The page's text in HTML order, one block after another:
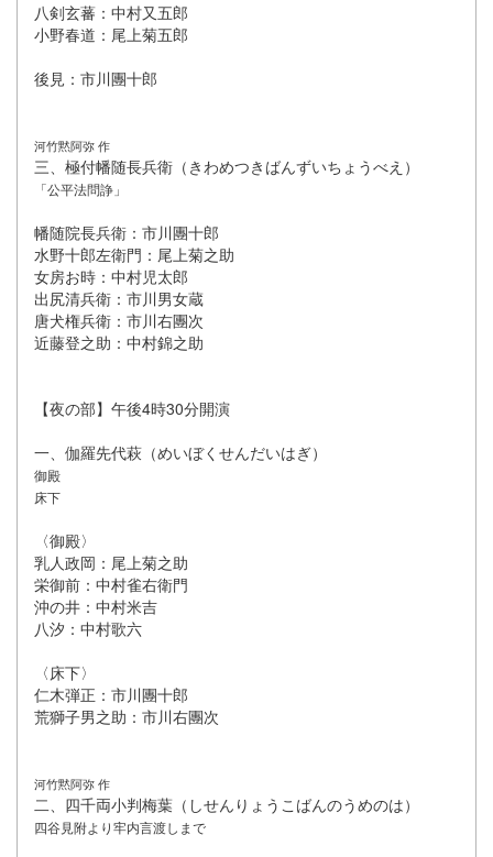
八剣玄蕃：中村又五郎
小野春道：尾上菊五郎
後見：市川團十郎
河竹黙阿弥 作
三、極付幡随長兵衛（きわめつきばんずいちょうべえ）
「公平法問諍」
幡随院長兵衛：市川團十郎
水野十郎左衛門：尾上菊之助
女房お時：中村児太郎
出尻清兵衛：市川男女蔵
唐犬権兵衛：市川右團次
近藤登之助：中村錦之助
【夜の部】午後4時30分開演
一、伽羅先代萩（めいぼくせんだいはぎ）
御殿
床下
〈御殿〉
乳人政岡：尾上菊之助
栄御前：中村雀右衛門
沖の井：中村米吉
八汐：中村歌六
〈床下〉
仁木弾正：市川團十郎
荒獅子男之助：市川右團次
河竹黙阿弥 作
二、四千両小判梅葉（しせんりょうこばんのうめのは）
四谷見附より牢内言渡しまで